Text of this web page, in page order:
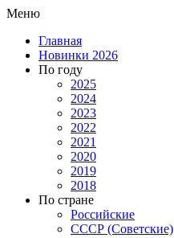
Меню
Главная
Новинки 2026
По году
2025
2024
2023
2022
2021
2020
2019
2018
По стране
Российские
СССР (Советские)